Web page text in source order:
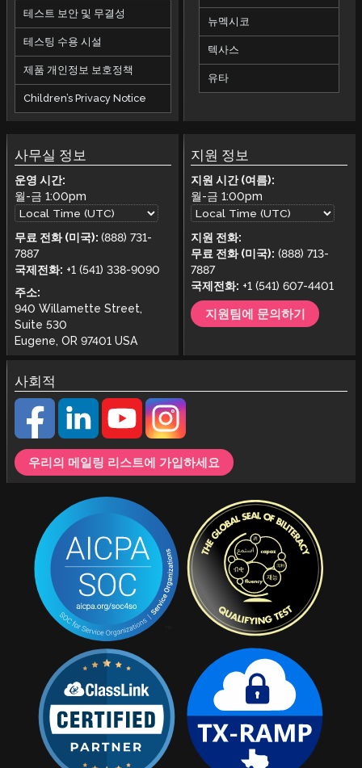
테스트 보안 및 무결성
테스팅 수용 시설
제품 개인정보 보호정책
Children’s Privacy Notice
뉴멕시코
텍사스
유타
사무실 정보
운영 시간:
월-금 1:00pm
무료 전화 (미국): (888) 731-
7887
국제전화: +1 (541) 338-9090
주소:
940 Willamette Street,
Suite 530
Eugene, OR 97401 USA
지원 정보
지원 시간 (여름):
월-금1:00pm
지원 전화:
무료 전화 (미국): (888) 713-
7887
국제전화: +1 (541) 607-4401
지원팀에 문의하기
사회적
우리의 메일링 리스트에 가입하세요